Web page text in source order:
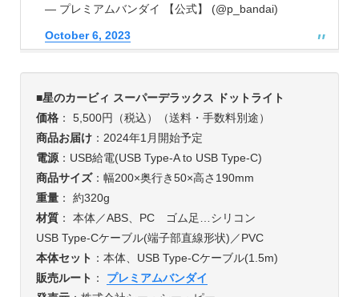
— プレミアムバンダイ 【公式】 (@p_bandai)
October 6, 2023
■星のカービィ スーパーデラックス ドットライト
価格： 5,500円（税込）（送料・手数料別途）
商品お届け：2024年1月開始予定
電源：USB給電(USB Type-A to USB Type-C)
商品サイズ：幅200×奥行き50×高さ190mm
重量： 約320g
材質： 本体／ABS、PC ゴム足…シリコン
USB Type-Cケーブル(端子部直線形状)／PVC
本体セット ：本体、USB Type-Cケーブル(1.5m)
販売ルート ： プレミアムバンダイ